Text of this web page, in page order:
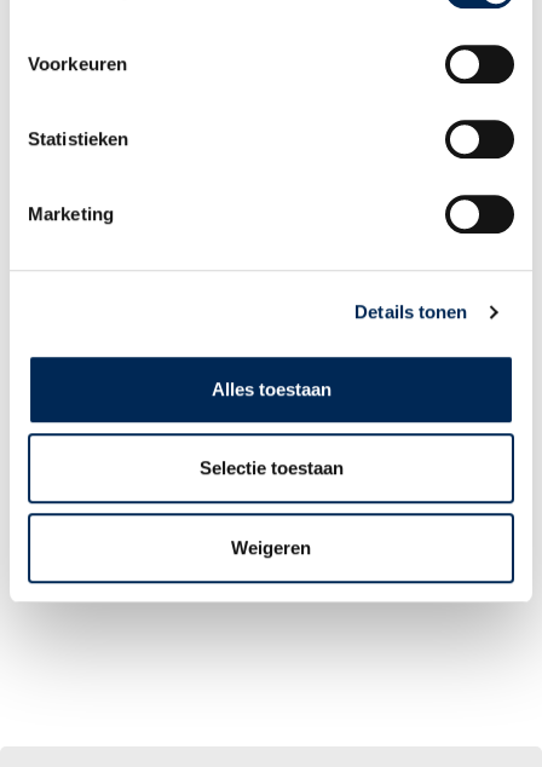
Voorkeuren
Statistieken
Marketing
Details tonen
Alles toestaan
Selectie toestaan
Weigeren
Incompany Trainingen
CONTACT
INFO@INTERFISC.BE